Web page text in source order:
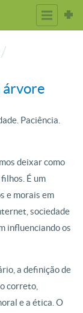
árvore
Paciência.
deixar como
É um
e morais em
sociedade
influenciando os
a definição de
correto,
e a ética. O